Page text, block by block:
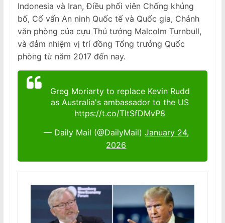
Indonesia và Iran, Điều phối viên Chống khủng
bố, Cố vấn An ninh Quốc tế và Quốc gia, Chánh
văn phòng của cựu Thủ tướng Malcolm Turnbull,
và đảm nhiệm vị trí đồng Tổng trưởng Quốc
phòng từ năm 2017 đến nay.
Greg Moriarty to replace Kevin Rudd
as Australia's ambassador to the US
https://t.co/TltSfDMvP8
— Daily Mail (@DailyMail) January 24,
2026